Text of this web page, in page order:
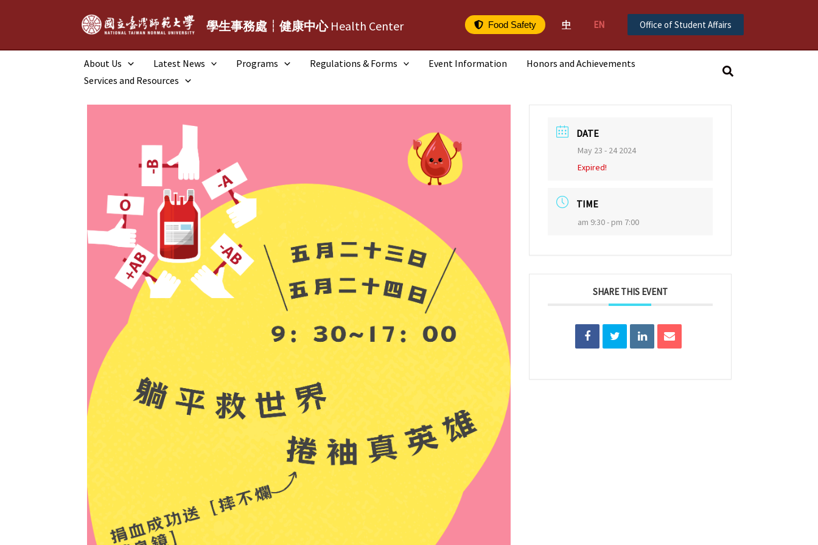
學生事務處┆健康中心 Health Center Food Safety 中 EN Office of Student Affairs
About Us Latest News Programs Regulations & Forms Event Information
Honors and Achievements
Services and Resources
搜
DATE
May 23 - 24 2024
Expired!
TIME
am 9:30 - pm 7:00
SHARE THIS EVENT